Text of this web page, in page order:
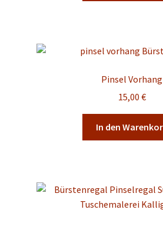
Pinsel Vorhang
15,00 €
In den